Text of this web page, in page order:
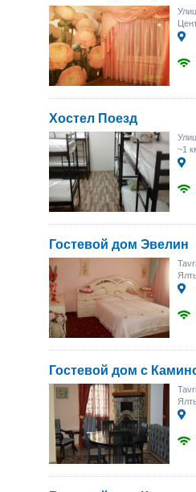
Хостел Поезд
~1
Гостевой дом Эвелин
Гостевой дом с